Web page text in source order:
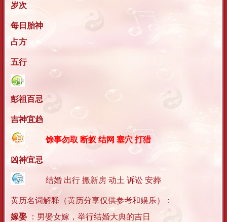
岁次
每日胎神
占方
五行
彭祖百忌
吉神宜趋
馀事勿取 断蚁 结网 塞穴 打猎
凶神宜忌
结婚 出行 搬新房 动土 诉讼 安葬
黄历名词解释（黄历分享仅供参考和娱乐）：
嫁娶
：男娶女嫁，举行结婚大典的吉日